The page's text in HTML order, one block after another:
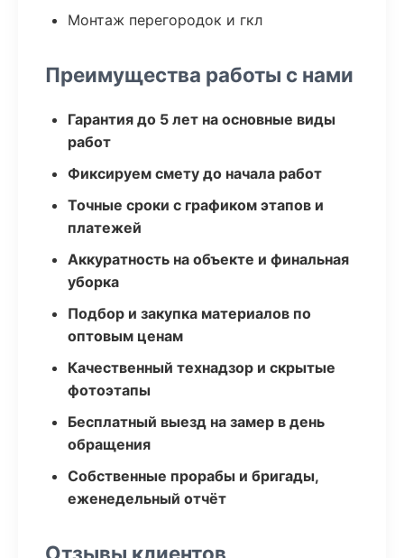
Монтаж перегородок и гкл
Преимущества работы с нами
Гарантия до 5 лет на основные виды
работ
Фиксируем смету до начала работ
Точные сроки с графиком этапов и
платежей
Аккуратность на объекте и финальная
уборка
Подбор и закупка материалов по
оптовым ценам
Качественный технадзор и скрытые
фотоэтапы
Бесплатный выезд на замер в день
обращения
Собственные прорабы и бригады,
еженедельный отчёт
Отзывы клиентов